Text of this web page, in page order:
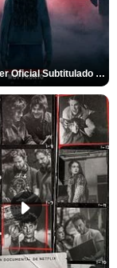
Primer Tráiler Oficial Subtitulado de 'La Noche Del Demonio: Están Entre Nosotros'